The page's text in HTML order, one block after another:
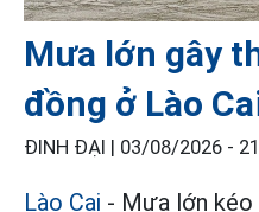
Mưa lớn gây
đồng ở Lào
ĐINH ĐẠI | 03/08/2026 -
Lào Cai - Mưa lớn kéo